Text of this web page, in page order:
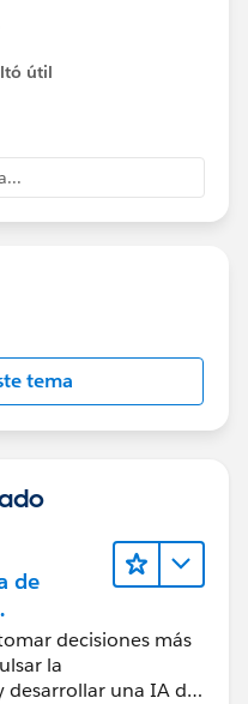
útil
tema
de
decisiones más
la
desarrollar una IA de